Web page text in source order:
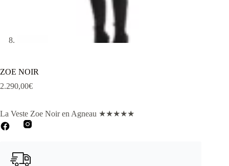
ZOE NOIR
2.290,00€
La Veste Zoe Noiren Agneau ★★★★★